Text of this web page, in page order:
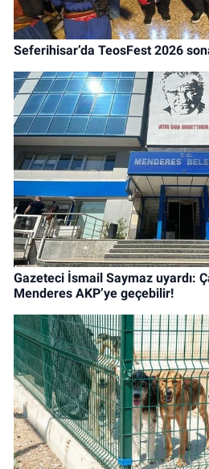
Seferihisar’da TeosFest 2026
Gazeteci İsmail Saymaz uyardı:
Menderes AKP’ye geçebilir!